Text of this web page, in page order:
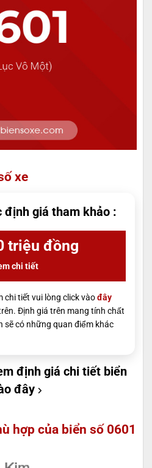
xe
định giá tham khảo :
triệu đồng
chi tiết
chi tiết vui lòng click vàođây
Định giá trên mang tính chất
sẽ có những quan điểm khác
định giá chi tiết biển
đây
hợp của biển số 0601